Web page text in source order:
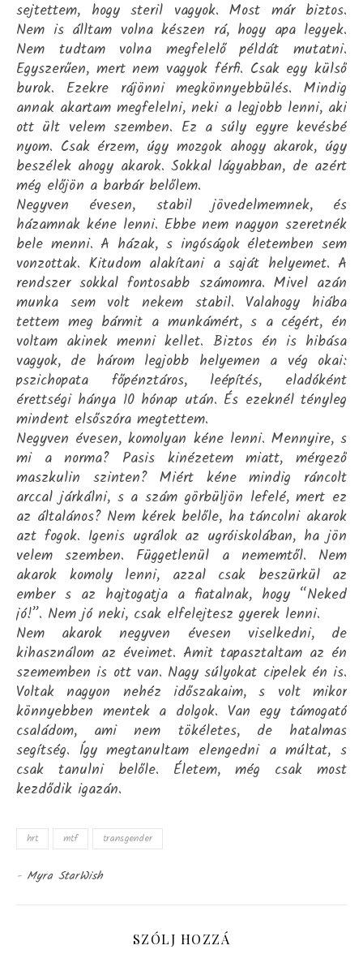
sejtettem, hogy steril vagyok. Most már biztos.
Nem is álltam volna készen rá, hogy apa legyek.
Nem tudtam volna megfelelő példát mutatni.
Egyszerűen, mert nem vagyok férfi. Csak egy külső
burok. Ezekre rájönni megkönnyebbülés. Mindig
annak akartam megfelelni, neki a legjobb lenni, aki
ott ült velem szemben. Ez a súly egyre kevésbé
nyom. Csak érzem, úgy mozgok ahogy akarok, úgy
beszélek ahogy akarok. Sokkal lágyabban, de azért
még előjön a barbár belőlem.
Negyven évesen, stabil jövedelmemnek, és
házamnak kéne lenni. Ebbe nem nagyon szeretnék
bele menni. A házak, s ingóságok életemben sem
vonzottak. Kitudom alakítani a saját helyemet. A
rendszer sokkal fontosabb számomra. Mivel azán
munka sem volt nekem stabil. Valahogy hiába
tettem meg bármit a munkámért, s a cégért, én
voltam akinek menni kellet. Biztos én is hibása
vagyok, de három legjobb helyemen a vég okai:
pszichopata főpénztáros, leépítés, eladóként
érettségi hánya 10 hónap után. És ezeknél tényleg
mindent elsőszóra megtettem.
Negyven évesen, komolyan kéne lenni. Mennyire, s
mi a norma? Pasis kinézetem miatt, mérgező
maszkulin szinten? Miért kéne mindig ráncolt
arccal járkálni, s a szám görbüljön lefelé, mert ez
az általános? Nem kérek belőle, ha táncolni akarok
azt fogok. Igenis ugrálok az ugróiskolában, ha jön
velem szemben. Függetlenül a nememtől. Nem
akarok komoly lenni, azzal csak beszürkül az
ember s az hajtogatja a fiatalnak, hogy “Neked
jó!”. Nem jó neki, csak elfelejtesz gyerek lenni.
Nem akarok negyven évesen viselkedni, de
kihasználom az éveimet. Amit tapasztaltam az én
szememben is ott van. Nagy súlyokat cipelek én is.
Voltak nagyon nehéz időszakaim, s volt mikor
könnyebben mentek a dolgok. Van egy támogató
családom, ami nem tökéletes, de hatalmas
segítség. Így megtanultam elengedni a múltat, s
csak tanulni belőle. Életem, még csak most
kezdődik igazán.
hrt mtf transgender
- Myra StarWish
SZÓLJ HOZZÁ